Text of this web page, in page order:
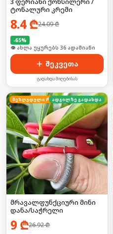
ტონალური კრემი
8.4₾24.09₾
-65%
🛒 ბოლო 24სთ-ში იყიდა 54-მა
შეკვეთა
გადახდა მიღებისას
შეზღუდული რაოდენობა
ადგილზე გადახდა
მრავალფუნქციური მინი
დანა/საჭრელი
9 ₾26.92₾